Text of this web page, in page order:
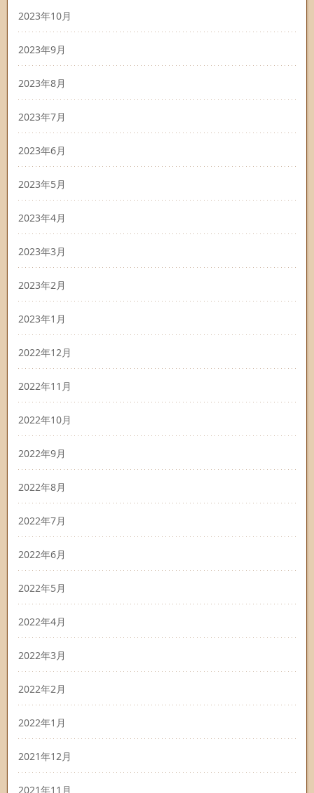
2023年10月
2023年9月
2023年8月
2023年7月
2023年6月
2023年5月
2023年4月
2023年3月
2023年2月
2023年1月
2022年12月
2022年11月
2022年10月
2022年9月
2022年8月
2022年7月
2022年6月
2022年5月
2022年4月
2022年3月
2022年2月
2022年1月
2021年12月
2021年11月